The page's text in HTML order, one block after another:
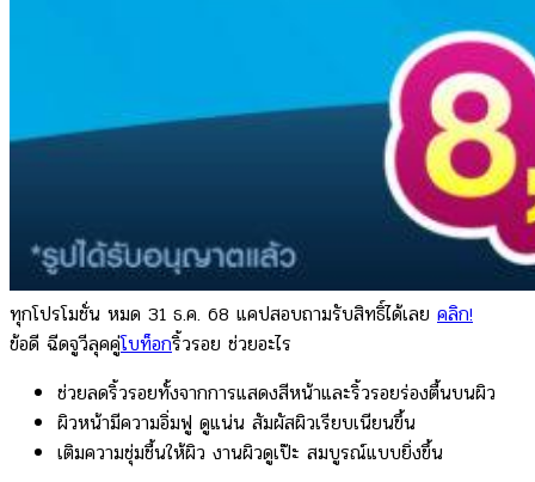
ทุกโปรโมชั่น หมด 31 ธ.ค. 68 แคปสอบถามรับสิทธิ์ได้เลย คลิก!
ข้อดี ฉีดจูวีลุคคู่โบท็อกริ้วรอย ช่วยอะไร
ช่วยลดริ้วรอยทั้งจากการแสดงสีหน้าและริ้วรอยร่องตื้นบนผิว
ผิวหน้ามีความอิ่มฟู ดูแน่น สัมผัสผิวเรียบเนียนขึ้น
เติมความชุ่มชื้นให้ผิว งานผิวดูเป๊ะ สมบูรณ์แบบยิ่งขึ้น